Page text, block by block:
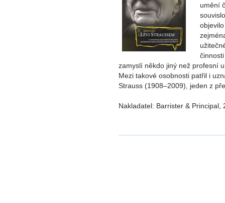
umění
zamyslí někdo jiný než profesní
Mezi takové osobnosti patřil i
Strauss (1908–2009), jeden z
Nakladatel: Barrister & Principal,